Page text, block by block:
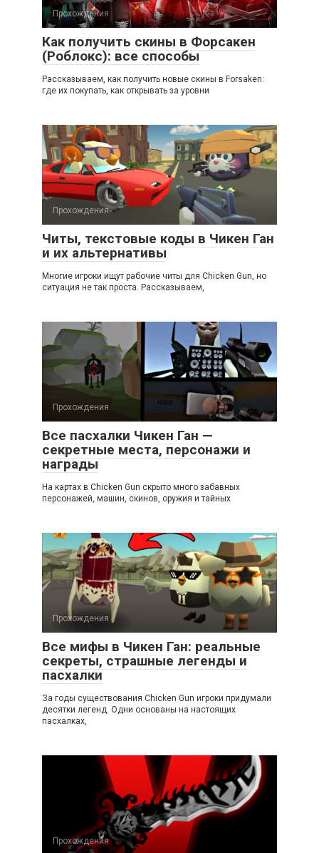
Прохождения
Как получить скины в Форсакен
(Роблокс): все способы
Рассказываем, как получить новые скины в Forsaken:
где их покупать, как открывать за уровни
Прохождения
Читы, текстовые коды в Чикен Ган
и их альтернативы
Многие игроки ищут рабочие читы для Chicken Gun, но
ситуация не так проста. Рассказываем,
Прохождения
Все пасхалки Чикен Ган —
секретные места, персонажи и
награды
На картах в Chicken Gun скрыто много забавных
персонажей, машин, скинов, оружия и тайных
Прохождения
Все мифы в Чикен Ган: реальные
секреты, страшные легенды и
пасхалки
За годы существования Chicken Gun игроки придумали
десятки легенд. Одни основаны на настоящих
пасхалках,
Прохождения